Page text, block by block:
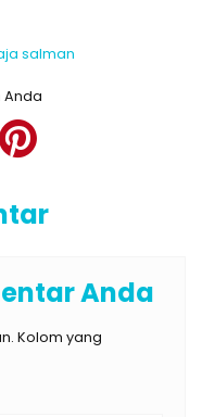
salman
Anda
Anda
Kolom yang